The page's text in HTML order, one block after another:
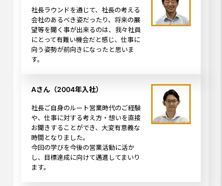
社長ラウンドを通じて、社長の考える
会社のあるべき姿だったり、将来の展
望等を聞く事が出来るのは、我々社員
にとって有難い機会だと感じ、仕事に
向う姿勢が前向きになったと思いま
す。
Aさん（2004年入社）
社長ご自身のルート営業時代のご経験
や、仕事に対する考え方・想いを直接
お聞きすることができ、大変有意義な
時間となりました。
今回の学びを今後の営業活動に活か
し、目標達成に向けて邁進してまいり
ます。